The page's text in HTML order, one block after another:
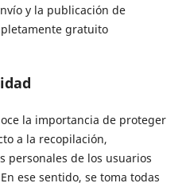
y la publicación de
gratuito
la importancia de proteger
a la recopilación,
personales de los usuarios
ese sentido, se toma todas